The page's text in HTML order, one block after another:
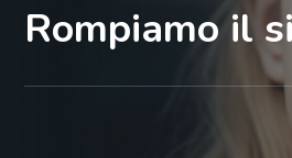
Rompiamo il